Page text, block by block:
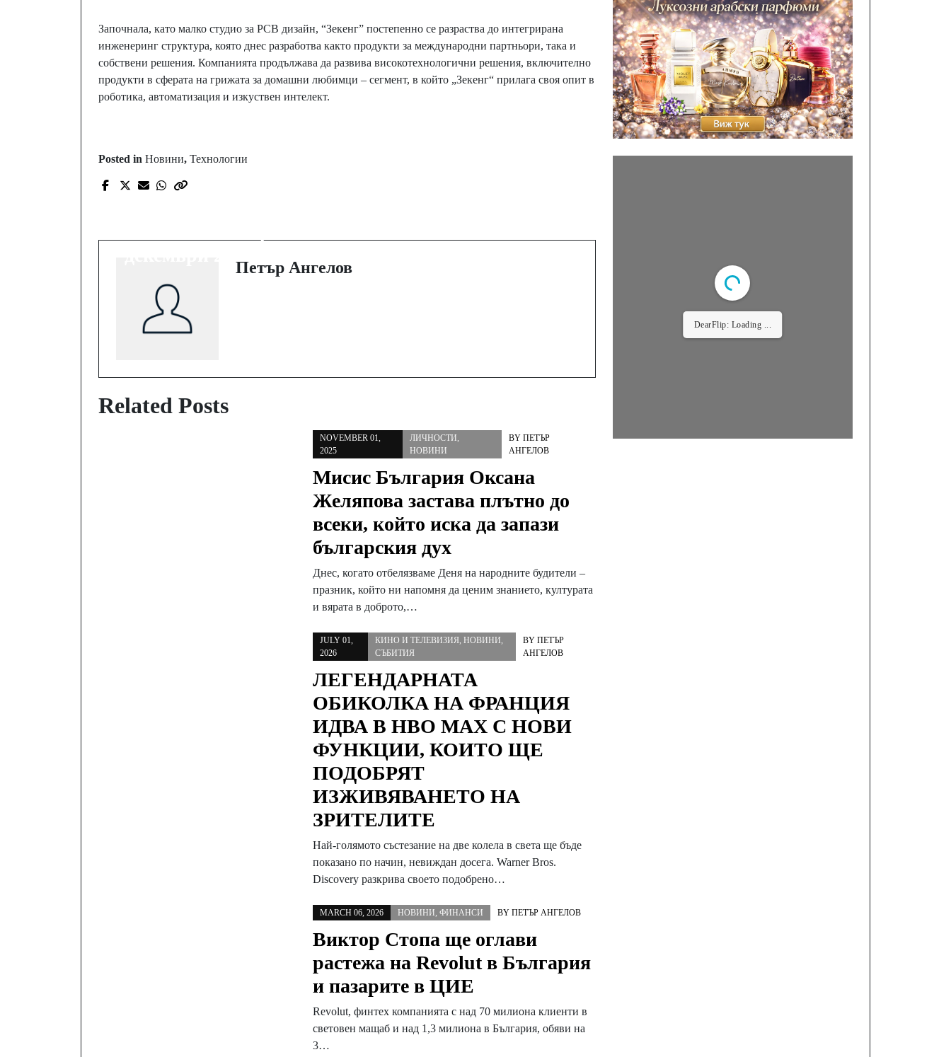
Започнала, като малко студио за PCB дизайн, “Зекенг” постепенно се разраства до интегрирана
инженеринг структура, която днес разработва както продукти за международни партньори, така и
собствени решения. Компанията продължава да развива високотехнологични решения, включително
продукти в сферата на грижата за домашни любимци – сегмент, в който „Зекенг“ прилага своя опит в
роботика, автоматизация и изкуствен интелект.
Posted in Новини, Технологии
пациенти със
Петър Ангелов
Related Posts
NOVEMBER 01,
2025
ЛИЧНОСТИ,
НОВИНИ
BYПЕТЪР
АНГЕЛОВ
Мисис България Оксана
Желяпова застава плътно до
всеки, който иска да запази
българския дух
Днес, когато отбелязваме Деня на народните будители –
празник, който ни напомня да ценим знанието, културата
и вярата в доброто,…
JULY 01,
2026
КИНО И ТЕЛЕВИЗИЯ, НОВИНИ,
СЪБИТИЯ
BY ПЕТЪР
АНГЕЛОВ
ЛЕГЕНДАРНАТА
ОБИКОЛКА НА ФРАНЦИЯ
ИДВА В НВО МАХ С НОВИ
ФУНКЦИИ, КОИТО ЩЕ
ПОДОБРЯТ
ИЗЖИВЯВАНЕТО НА
ЗРИТЕЛИТЕ
Най-голямото състезание на две колела в света ще бъде
показано по начин, невиждан досега. Warner Bros.
Discovery разкрива своето подобрено…
MARCH 06, 2026 НОВИНИ, ФИНАНСИ BY ПЕТЪР АНГЕЛОВ
Виктор Стопа ще оглави
растежа на Revolut в България
и пазарите в ЦИЕ
Revolut, финтех компанията с над 70 милиона клиенти в
световен мащаб и над 1,3 милиона в България, обяви на
3…
DearFlip: Loading ...